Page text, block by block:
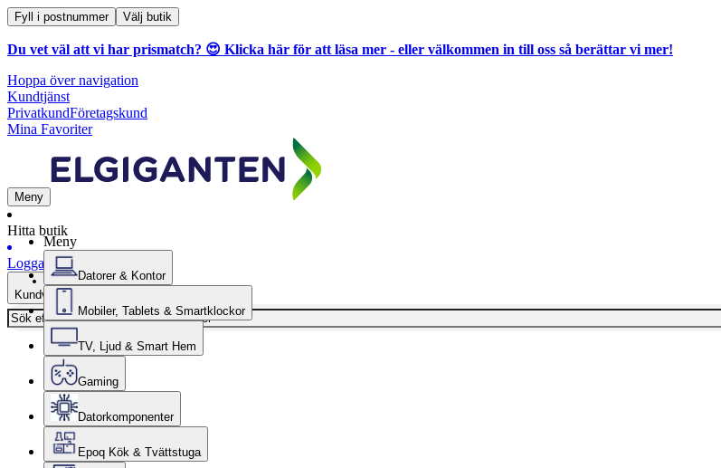
Fyll i postnummer Välj butik
Du vet väl att vi har prismatch? 😍 Klicka här för att läsa mer - eller välkommen in till oss så berättar vi mer!
Hoppa över navigation
Kundtjänst
PrivatkundFöretagskund
Mina Favoriter
Meny
Hitta butik
Logga in
Kundvagn
Meny
Datorer & Kontor
Mobiler, Tablets & Smartklockor
TV, Ljud & Smart Hem
Gaming
Datorkomponenter
Epoq Kök & Tvättstuga